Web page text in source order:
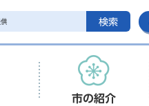
検索
市の紹介